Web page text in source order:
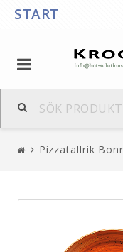
START
Pizzatallrik